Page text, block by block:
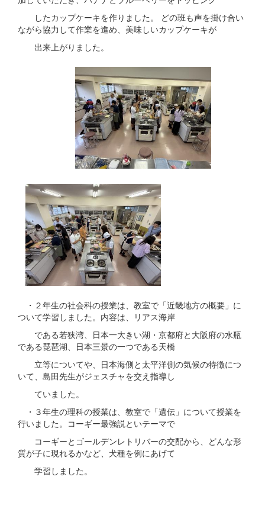
したカップケーキを作りました。 どの班も声を掛け合い
ながら協力して作業を進め、美味しいカップケーキが
出来上がりました。
・２年生の社会科の授業は、教室で「近畿地方の概要」に
ついて学習しました。内容は、リアス海岸
である若狭湾、日本一大きい湖・京都府と大阪府の水瓶
である琵琶湖、日本三景の一つである天橋
立等についてや、日本海側と太平洋側の気候の特徴につ
いて、島田先生がジェスチャを交え指導し
ていました。
・３年生の理科の授業は、教室で「遺伝」について授業を
行いました。コーギー最強説といテーマで
コーギーとゴールデンレトリバーの交配から、どんな形
質が子に現れるかなど、犬種を例にあげて
学習しました。